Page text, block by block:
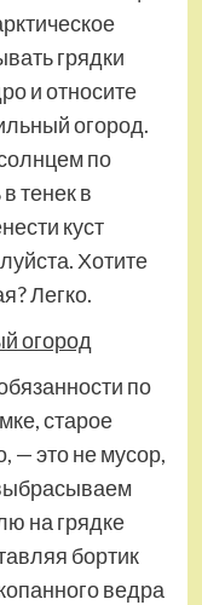
грядки
и относите
огород.
по
тенек в
куст
Хотите
Легко.
огород
по
старое
— это не мусор,
на грядке
бортик
ведра